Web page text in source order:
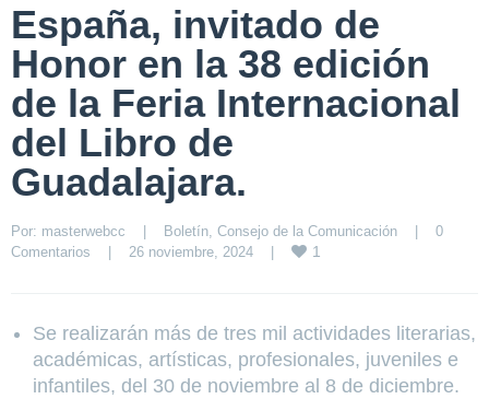
España, invitado de
Honor en la 38 edición
de la Feria Internacional
del Libro de
Guadalajara.
Por: masterwebcc | Boletín Consejo de la Comunicación |
0
Comentarios
| 26 noviembre, 2024 | 1
Se realizarán más de tres mil actividades literarias,
académicas, artísticas, profesionales, juveniles e
infantiles, del 30 de noviembre al 8 de diciembre.